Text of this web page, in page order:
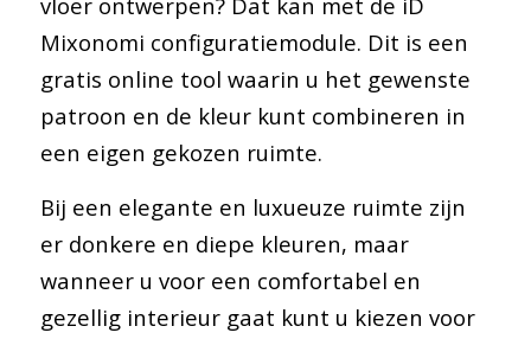
Mixonomi configuratiemodule. Dit is een
gratis online tool waarin u het gewenste
patroon en de kleur kunt combineren in
een eigen gekozen ruimte.
Bij een elegante en luxueuze ruimte zijn
er donkere en diepe kleuren, maar
wanneer u voor een comfortabel en
gezellig interieur gaat kunt u kiezen voor